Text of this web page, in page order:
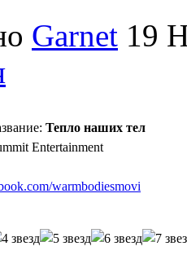
Garnet 19
Тепло наших тел
Entertainment
warmbodiesmovi